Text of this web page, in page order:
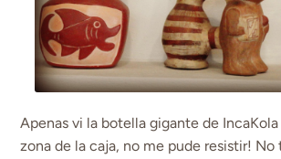
Apenas vi la botella gigante de
zona de la caja, no me pude resistir!